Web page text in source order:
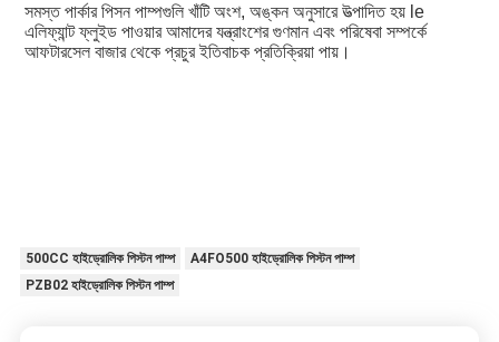
সমস্ত পার্কার পিসন পাম্পগুলি খাঁটি অংশ, অঙ্কন অনুসারে উত্পাদিত হয় le
এলিফ্যান্ট ফ্লুইড পাওয়ার আমাদের যন্ত্রাংশের গুণমান এবং পরিষেবা সম্পর্কে
আফটারসেল বাজার থেকে প্রচুর ইতিবাচক প্রতিক্রিয়া পায়।
500CC হাইড্রোলিক পিস্টন পাম্প
A4FO500 হাইড্রোলিক পিস্টন পাম্প
PZB02 হাইড্রোলিক পিস্টন পাম্প